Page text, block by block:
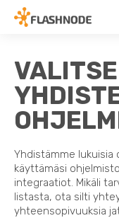
VALITSE
Yhdistämme lukuisia
käyttämäsi
integraatiot. Mikäli
listasta, ota silti
yhteensopivuuksia